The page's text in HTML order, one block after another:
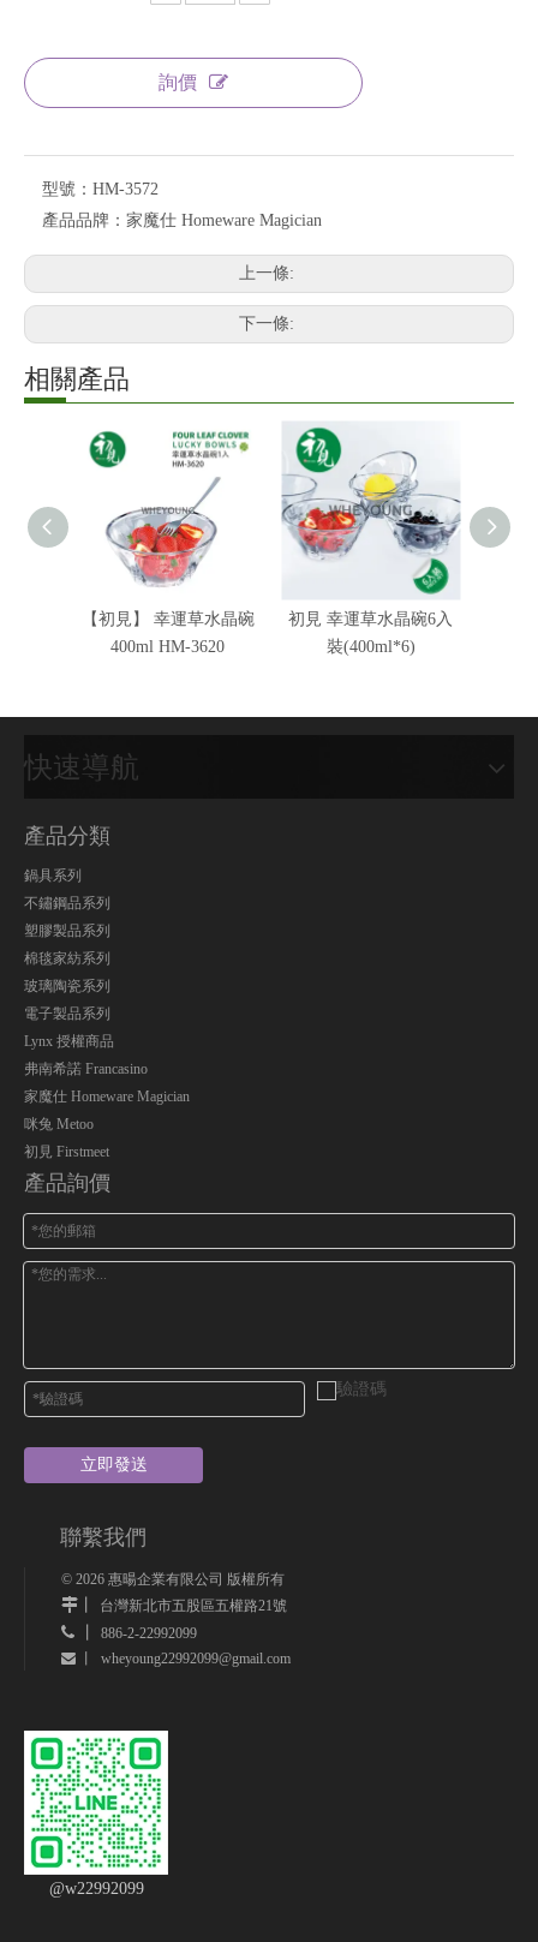
詢價
型號： HM-3572
產品品牌： 家魔仕 Homeware Magician
上一條:
下一條:
相關產品
【初見】 幸運草水晶碗
400ml HM-3620
初見 幸運草水晶碗6入
裝(400ml*6)
快速導航
產品分類
鍋具系列
不鏽鋼品系列
塑膠製品系列
棉毯家紡系列
玻璃陶瓷系列
電子製品系列
Lynx 授權商品
弗南希諾 Francasino
家魔仕 Homeware Magician
咪兔 Metoo
初見 Firstmeet
產品詢價
立即發送
聯繫我們
© 2026 惠暘企業有限公司 版權所有
丨 台灣新北市五股區五權路21號
 丨 886-2-22992099
 丨 wheyoung22992099@gmail.com
@w22992099